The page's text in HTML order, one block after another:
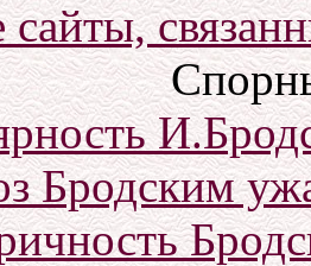
сайты,
Бродским